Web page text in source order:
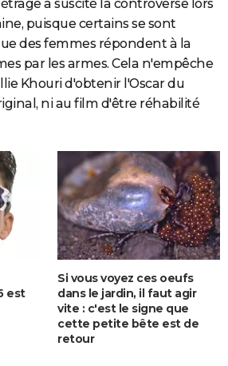
a suscité la controverse lors
puisque certains se sont
des femmes répondent à la
par les armes. Cela n'empêche
Khouri d'obtenir l'Oscar du
ni au film d'être réhabilité
est
Si vous voyez ces oeufs
dans le jardin, il faut agir
vite : c'est le signe que
cette petite bête est de
retour